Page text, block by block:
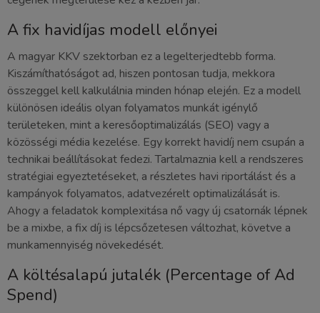
A fix havidíjas modell előnyei
A magyar KKV szektorban ez a legelterjedtebb forma.
Kiszámíthatóságot ad, hiszen pontosan tudja, mekkora
összeggel kell kalkulálnia minden hónap elején. Ez a modell
különösen ideális olyan folyamatos munkát igénylő
területeken, mint a keresőoptimalizálás (SEO) vagy a
közösségi média kezelése. Egy korrekt havidíj nem csupán a
technikai beállításokat fedezi. Tartalmaznia kell a rendszeres
stratégiai egyeztetéseket, a részletes havi riportálást és a
kampányok folyamatos, adatvezérelt optimalizálását is.
Ahogy a feladatok komplexitása nő vagy új csatornák lépnek
be a mixbe, a fix díj is lépcsőzetesen változhat, követve a
munkamennyiség növekedését.
A költésalapú jutalék (Percentage of Ad
Spend)